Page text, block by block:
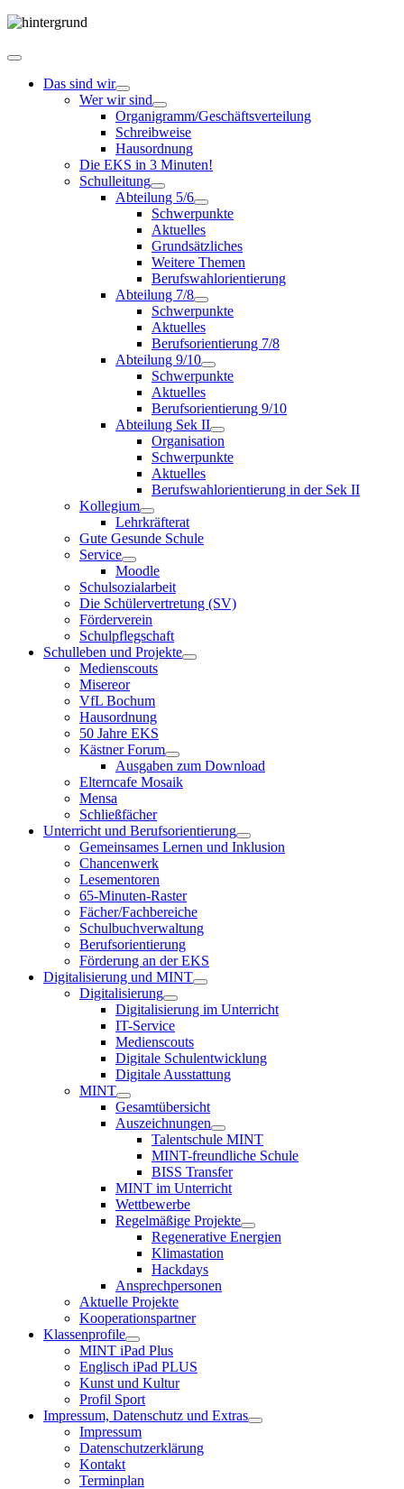
Das sind wir
Wer wir sind
Organigramm/Geschäftsverteilung
Schreibweise
Hausordnung
Die EKS in 3 Minuten!
Schulleitung
Abteilung 5/6
Schwerpunkte
Aktuelles
Grundsätzliches
Weitere Themen
Berufswahlorientierung
Abteilung 7/8
Schwerpunkte
Aktuelles
Berufsorientierung 7/8
Abteilung 9/10
Schwerpunkte
Aktuelles
Berufsorientierung 9/10
Abteilung Sek II
Organisation
Schwerpunkte
Aktuelles
Berufswahlorientierung in der Sek II
Kollegium
Lehrkräfterat
Gute Gesunde Schule
Service
Moodle
Schulsozialarbeit
Die Schülervertretung (SV)
Förderverein
Schulpflegschaft
Schulleben und Projekte
Medienscouts
Misereor
VfL Bochum
Hausordnung
50 Jahre EKS
Kästner Forum
Ausgaben zum Download
Elterncafe Mosaik
Mensa
Schließfächer
Unterricht und Berufsorientierung
Gemeinsames Lernen und Inklusion
Chancenwerk
Lesementoren
65-Minuten-Raster
Fächer/Fachbereiche
Schulbuchverwaltung
Berufsorientierung
Förderung an der EKS
Digitalisierung und MINT
Digitalisierung
Digitalisierung im Unterricht
IT-Service
Medienscouts
Digitale Schulentwicklung
Digitale Ausstattung
MINT
Gesamtübersicht
Auszeichnungen
Talentschule MINT
MINT-freundliche Schule
BISS Transfer
MINT im Unterricht
Wettbewerbe
Regelmäßige Projekte
Regenerative Energien
Klimastation
Hackdays
Ansprechpersonen
Aktuelle Projekte
Kooperationspartner
Klassenprofile
MINT iPad Plus
Englisch iPad PLUS
Kunst und Kultur
Profil Sport
Impressum, Datenschutz und Extras
Impressum
Datenschutzerklärung
Kontakt
Terminplan